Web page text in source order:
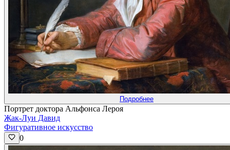
Подробнее
Портрет доктора Альфонса Лероя
Жак-Луи Давид
Фигуративное искусство
0